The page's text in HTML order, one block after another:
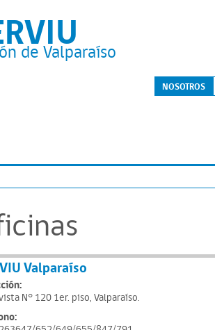
de Valparaíso
NOSOTROS
Valparaíso
N° 120 1er. piso, Valparaíso.